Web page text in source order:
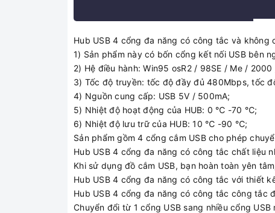
Hub USB 4 cổng đa năng có công tắc và
1) Sản phẩm này có bốn cổng kết nối USB bên
2) Hệ điều hành: Win95 osR2 / 98SE / Me /
3) Tốc độ truyền: tốc độ đầy đủ 480Mbps, tốc
4) Nguồn cung cấp: USB 5V / 500mA;
5) Nhiệt độ hoạt động của HUB: 0 ℃ -70 ℃;
6) Nhiệt độ lưu trữ của HUB: 10 ℃ -90 ℃;
Sản phẩm gồm 4 cổng cắm USB cho phép
Hub USB 4 cổng đa năng có công tắc chất liệu
Khi sử dụng đồ cắm USB, bạn hoàn toàn yên
Hub USB 4 cổng đa năng có công tắc với thiết
Hub USB 4 cổng đa năng có công tắc công tắc
Chuyển đổi từ 1 cổng USB sang nhiều cổng